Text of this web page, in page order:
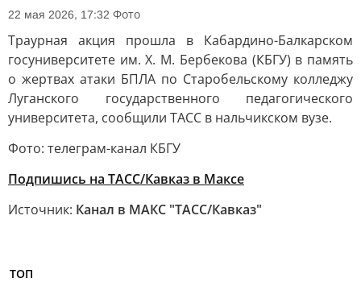
22 мая 2026, 17:32 Фото
Траурная акция прошла в Кабардино-Балкарском
госуниверситете им. Х. М. Бербекова (КБГУ) в память
о жертвах атаки БПЛА по Старобельскому колледжу
Луганского государственного педагогического
университета, сообщили ТАСС в нальчикском вузе.
Фото: телеграм-канал КБГУ
Подпишись на ТАСС/Кавказ в Максе
Источник: Канал в МАКС "ТАСС/Кавказ"
ТОП